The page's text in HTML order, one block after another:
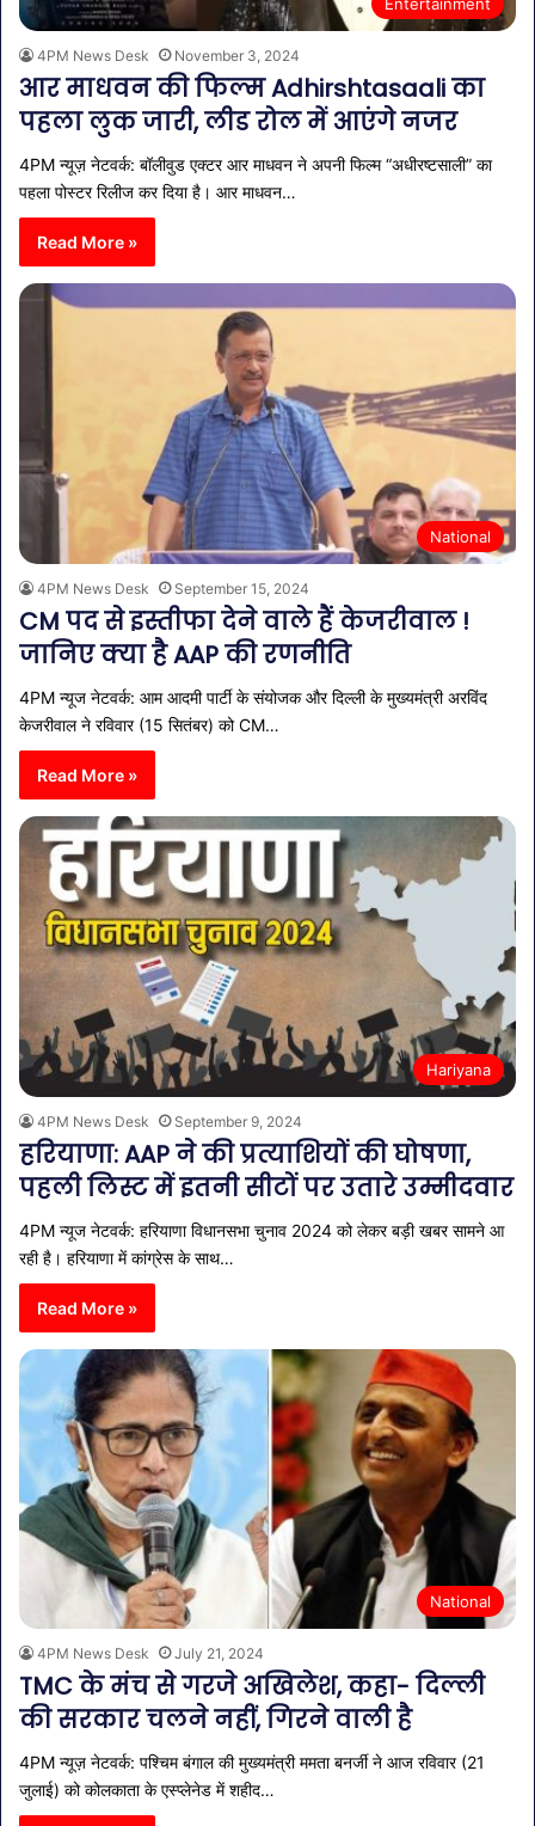
Entertainment
4PM News Desk November 3, 2024
आर माधवन की फिल्म Adhirshtasaali का
पहला लुक जारी, लीड रोल में आएंगे नजर
4PM न्यूज़ नेटवर्क: बॉलीवुड एक्टर आर माधवन ने अपनी फिल्म “अधीरष्टसाली” का
पहला पोस्टर रिलीज कर दिया है। आर माधवन…
Read More »
National
4PM News Desk September 15, 2024
CM पद से इस्तीफा देने वाले हैं केजरीवाल !
जानिए क्या है AAP की रणनीति
4PM न्यूज नेटवर्क: आम आदमी पार्टी के संयोजक और दिल्ली के मुख्यमंत्री अरविंद
केजरीवाल ने रविवार (15 सितंबर) को CM…
Read More »
Hariyana
4PM News Desk September 9, 2024
हरियाणा: AAP ने की प्रत्याशियों की घोषणा,
पहली लिस्ट में इतनी सीटों पर उतारे उम्मीदवार
4PM न्यूज नेटवर्क: हरियाणा विधानसभा चुनाव 2024 को लेकर बड़ी खबर सामने आ
रही है। हरियाणा में कांग्रेस के साथ…
Read More »
National
4PM News Desk July 21, 2024
TMC के मंच से गरजे अखिलेश, कहा- दिल्ली
की सरकार चलने नहीं, गिरने वाली है
4PM न्यूज़ नेटवर्क: पश्चिम बंगाल की मुख्यमंत्री ममता बनर्जी ने आज रविवार (21
जुलाई) को कोलकाता के एस्प्लेनेड में शहीद…